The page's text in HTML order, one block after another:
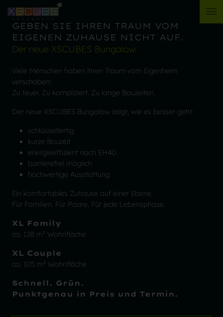
GEBEN SIE IHREN TRAUM VOM
EIGENEN ZUHAUSE NICHT AUF.
Der neue XSCUBES Bungalow.
Viele Menschen haben ihren Traum vom Eigenheim
verschoben:
Zu teuer. Zu kompliziert. Zu lange Bauzeiten.
Der neue XSCUBES Bungalow zeigt, wie es besser geht:
schlüsselfertig
kurze Bauzeit
energieeffizient nach EH40
barrierefrei möglich
hochwertige Ausstattung
Ein komfortables Zuhause auf einer Ebene.
Für Familien. Für Paare. Für jede Lebensphase.
XL Family
ca. 128 m² Wohnfläche
XL Couple
ca. 105 m² Wohnfläche
Schnell. Grün.
Punktgenau in Preis und Termin.